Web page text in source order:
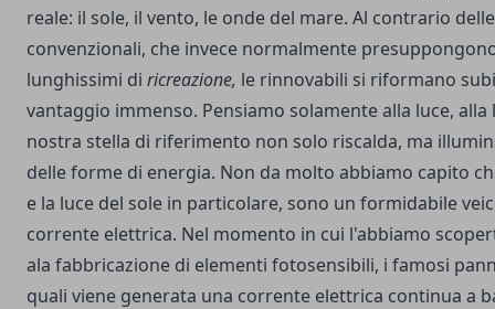
reale: il sole, il vento, le onde del mare. Al contrario
convenzionali, che invece normalmente
lunghissimi di ricreazione, le rinnovabili si riformano
vantaggio immenso. Pensiamo solamente alla luce, alla
nostra stella di riferimento non solo riscalda, ma
delle forme di energia. Non da molto abbiamo capito
e la luce del sole in particolare, sono un formidabile
corrente elettrica. Nel momento in cui l'abbiamo
ala fabbricazione di elementi fotosensibili, i famosi
quali viene generata una corrente elettrica continua a